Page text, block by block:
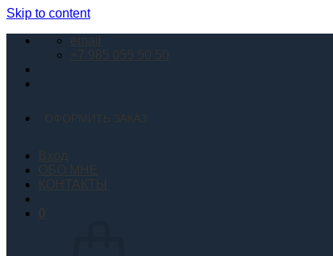
Skip to content
email
+7 985 055 50 50
ОФОРМИТЬ ЗАКАЗ
ОБО МНЕ
КОНТАКТЫ